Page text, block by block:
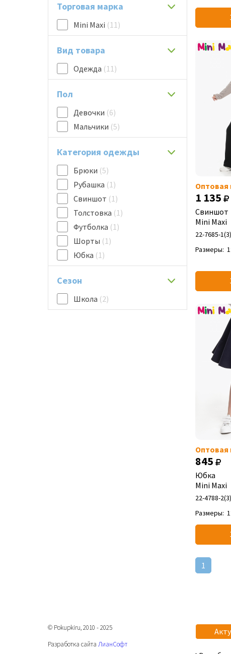
Торговая марка
Mini Maxi (11)
Вид товара
Одежда (11)
Пол
Девочки (6)
Мальчики (5)
Категория одежды
Брюки (5)
Рубашка (1)
Свиншот (1)
Толстовка (1)
Футболка (1)
Шорты (1)
Юбка (1)
Сезон
Школа (2)
Оптовая
1 135
Свиншот
Mini Maxi
22-7685-
Размеры:
Оптовая
845
Юбка
Mini Maxi
22-4788-
Размеры:
1
© Pokupkiru, 2010 - 2025
Разработка сайта ЛианСофт